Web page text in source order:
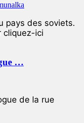
pays des soviets.
cliquez-ici
…
de la rue